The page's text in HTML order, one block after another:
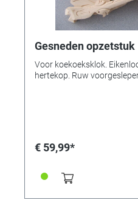
Gesneden opzetstuk
Voor koekoeksklok.
hertekop. Ruw
€ 59,99*